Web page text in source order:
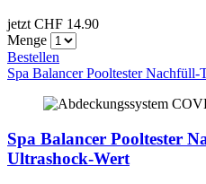
jetzt CHF 14.90
Menge
Bestellen
Spa Balancer Pooltester
Spa Balancer Pooltester
Ultrashock-Wert